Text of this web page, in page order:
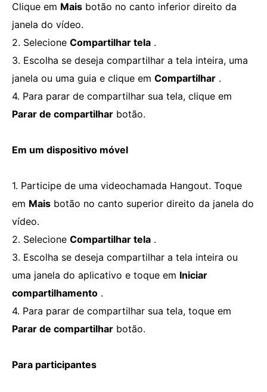
Clique em Mais botão no canto inferior direito da
janela do vídeo.
2. Selecione Compartilhar tela .
3. Escolha se deseja compartilhar a tela inteira, uma
janela ou uma guia e clique em Compartilhar .
4. Para parar de compartilhar sua tela, clique em
Parar de compartilhar botão.
Em um dispositivo móvel
1. Participe de uma videochamada Hangout. Toque
em Mais botão no canto superior direito da janela do
vídeo.
2. Selecione Compartilhar tela .
3. Escolha se deseja compartilhar a tela inteira ou
uma janela do aplicativo e toque em Iniciar
compartilhamento .
4. Para parar de compartilhar sua tela, toque em
Parar de compartilhar botão.
Para participantes